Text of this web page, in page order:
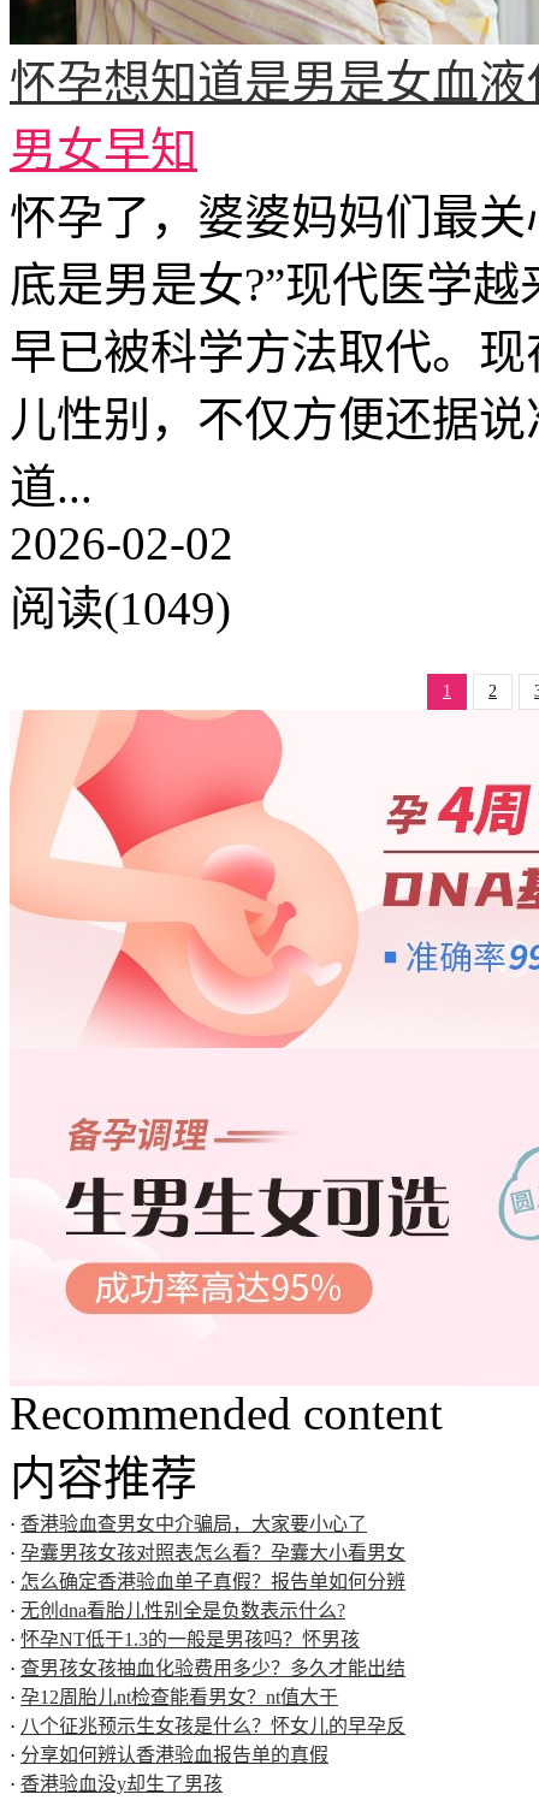
怀孕想知道是男是女血
男女早知
怀孕了，婆婆妈妈们最
底是男是女?”现代医学
早已被科学方法取代。
儿性别，不仅方便还据
道...
2026-02-02
阅读(1049)
1 2
Recommended content
内容推荐
· 香港验血查男女中介骗局，大家要小心了
· 孕囊男孩女孩对照表怎么看？孕囊大小看男女
· 怎么确定香港验血单子真假？报告单如何分辨
· 无创dna看胎儿性别全是负数表示什么?
· 怀孕NT低于1.3的一般是男孩吗？怀男孩
· 查男孩女孩抽血化验费用多少？多久才能出结
· 孕12周胎儿nt检查能看男女？nt值大于
· 八个征兆预示生女孩是什么？怀女儿的早孕反
· 分享如何辨认香港验血报告单的真假
· 香港验血没y却生了男孩